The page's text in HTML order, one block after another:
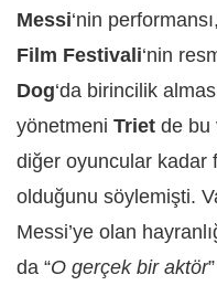
Messi‘nin
Film Festivali‘nin
Dog‘da birincilik
yönetmeni Triet de bu
diğer oyuncular kadar
olduğunu söylemişti.
Messi’ye olan
da “O gerçek bir aktör